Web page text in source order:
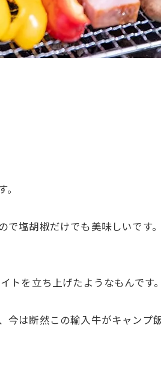
塩胡椒だけでも美味しいです。
を立ち上げたようなもんです。
は断然この輸入牛がキャンプ